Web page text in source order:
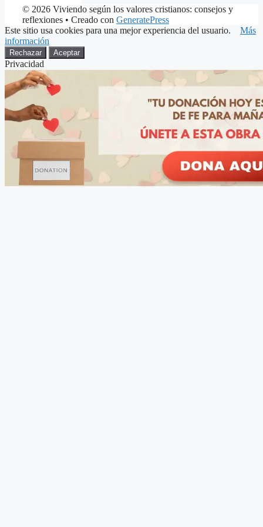
© 2026 Viviendo según los valores cristianos: consejos y
reflexiones • Creado con GeneratePress
Este sitio usa cookies para una mejor experiencia del usuario. Más
información
Rechazar Aceptar
Privacidad